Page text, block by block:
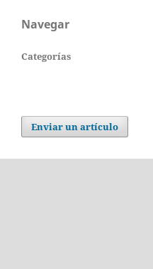
Navegar
Categorías
Enviar un artículo